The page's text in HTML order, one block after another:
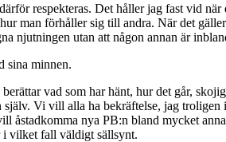
respekteras. Det håller jag fast vid
man förhåller sig till andra. När det
njutningen utan att någon annan är
sina minnen.
vad som har hänt, hur det går,
Vi vill alla ha bekräftelse, jag
nya PB:n bland mycket
i vilket fall väldigt sällsynt.